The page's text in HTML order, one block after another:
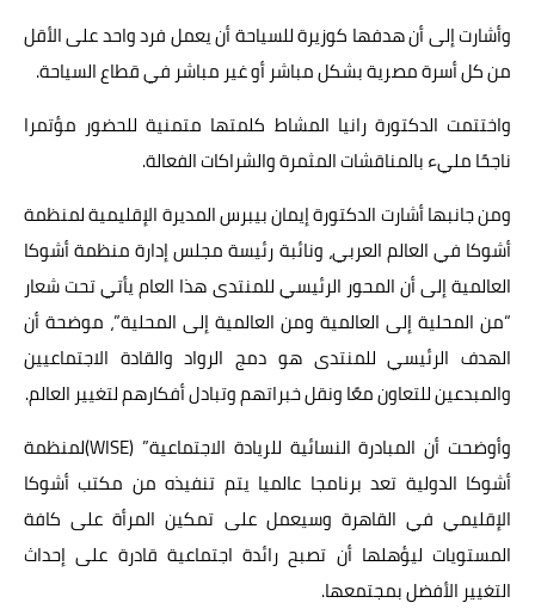
وأشارت إلى أن هدفها كوزيرة للسياحة أن يعمل فرد واحد على الأقل
من كل أسرة مصرية بشكل مباشر أو غير مباشر في قطاع السياحة.
واختتمت الدكتورة رانيا المشاط كلمتها متمنية للحضور مؤتمرا
ناجحًا مليء بالمناقشات المثمرة والشراكات الفعالة.
ومن جانبها أشارت الدكتورة إيمان بيبرس المديرة الإقليمية لمنظمة
أشوكا في العالم العربي، ونائبة رئيسة مجلس إدارة منظمة أشوكا
العالمية إلى أن المحور الرئيسي للمنتدى هذا العام يأتي تحت شعار
“من المحلية إلى العالمية ومن العالمية إلى المحلية”، موضحة أن
الهدف الرئيسي للمنتدى هو دمج الرواد والقادة الاجتماعيين
والمبدعين للتعاون معًا ونقل خبراتهم وتبادل أفكارهم لتغيير العالم.
وأوضحت أن المبادرة النسائية للريادة الاجتماعية” (WISE)لمنظمة
أشوكا الدولية تعد برنامجا عالميا يتم تنفيذه من مكتب أشوكا
الإقليمي في القاهرة وسيعمل على تمكين المرأة على كافة
المستويات ليؤهلها أن تصبح رائدة اجتماعية قادرة على إحداث
التغيير الأفضل بمجتمعها.